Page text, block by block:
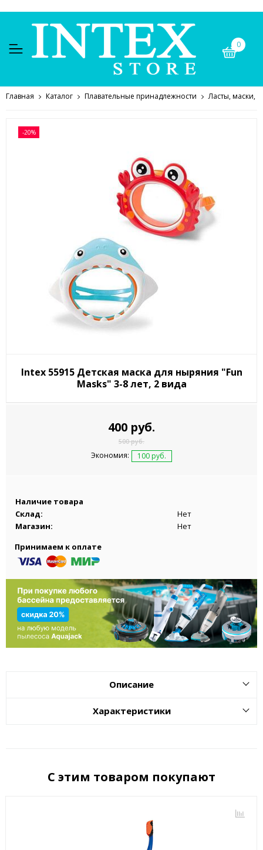
0
Главная Каталог Плавательные принадлежности Ласты, маски,
-20%
Intex 55915 Детская маска для ныряния "Fun
Masks" 3-8 лет, 2 вида
400 руб.
500 руб.
Экономия: 100 руб.
Наличие товара
Склад:
Нет
Магазин:
Нет
Принимаем к оплате
Описание
Характеристики
С этим товаром покупают